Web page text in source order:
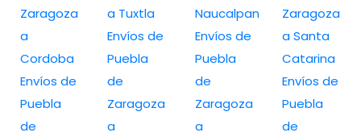
Zaragoza
a
Cordoba
Envíos de
Puebla
de
a Tuxtla
Envíos de
Puebla
de
Zaragoza
a
Naucalpan
Envíos de
Puebla
de
Zaragoza
a
Zaragoza
a Santa
Catarina
Envíos de
Puebla
de